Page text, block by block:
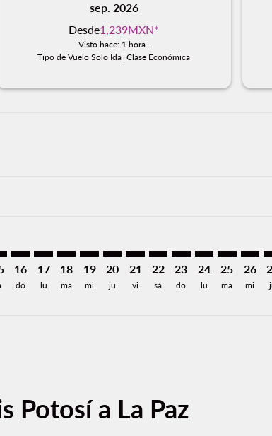
sep. 2026
Desde1,239MXN*
Visto hace: 1 hora .
Tipo de Vuelo Solo Ida | Clase Económica
16
do
17
lu
18
ma
SLP–LAP: cmp-view-offers-
19
mi
SLP–LAP: cmp-view-offers-
20
ju
SLP–LAP: cmp-view-
21
vi
SLP–LAP: cmp-view-
22
sá
SLP–LAP: cmp-
23
do
SLP–LAP:
24
lu
25
ma
26
mi
Potosí a La Paz